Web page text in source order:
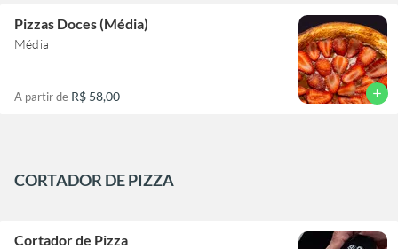
Pizzas Doces (Média)
Média
A partir de R$ 58,00 add
CORTADOR DE PIZZA
Cortador de Pizza